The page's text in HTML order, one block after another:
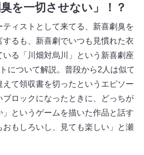
を一切させない」！？
ィストとして来てる、新喜劇臭を
るも、新喜劇でいつも見慣れた衣
る「川畑対烏川」という新喜劇座
について解説。普段から2人は似て
て領収書を切ったというエピソー
ブロックになったときに、どっちが
」というゲームを描いた作品と話す
おもしろいし、見ても楽しい」と瀬